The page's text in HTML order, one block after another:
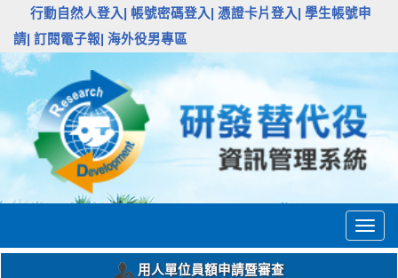
行動自然人登入| 帳號密碼登入| 憑證卡片登入|
學生帳號申
請| 訂閱電子報| 海外役男專區
用人單位員額申請暨審查